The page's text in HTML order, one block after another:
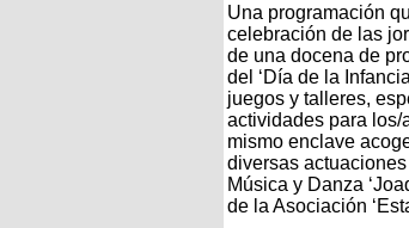
Una programación
celebración de las
de una docena de
del ‘Día de la
juegos y talleres,
actividades para los/
mismo enclave
diversas
Música y Danza
de la Asociación